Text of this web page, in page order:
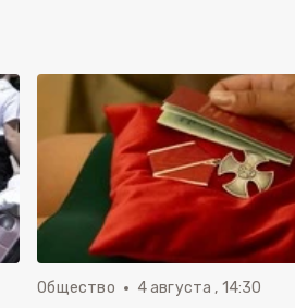
Общество 4 августа , 14:30